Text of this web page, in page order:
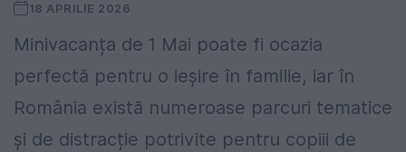
18 APRILIE 2026
Minivacanța de 1 Mai poate fi ocazia
perfectă pentru o ieșire în familie, iar în
România există numeroase parcuri tematice
și de distracție potrivite pentru copiii de